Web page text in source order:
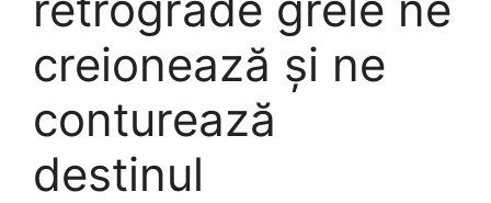
creionează și ne
conturează
destinul